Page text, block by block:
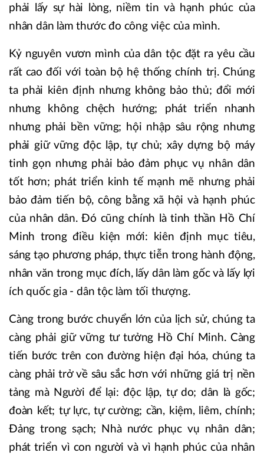
phải lấy sự hài lòng, niềm tin và hạnh phúc của
nhân dân làm thước đo công việc của mình.
Kỷ nguyên vươn mình của dân tộc đặt ra yêu cầu
rất cao đối với toàn bộ hệ thống chính trị. Chúng
ta phải kiên định nhưng không bảo thủ; đổi mới
nhưng không chệch hướng; phát triển nhanh
nhưng phải bền vững; hội nhập sâu rộng nhưng
phải giữ vững độc lập, tự chủ; xây dựng bộ máy
tinh gọn nhưng phải bảo đảm phục vụ nhân dân
tốt hơn; phát triển kinh tế mạnh mẽ nhưng phải
bảo đảm tiến bộ, công bằng xã hội và hạnh phúc
của nhân dân. Đó cũng chính là tinh thần Hồ Chí
Minh trong điều kiện mới: kiên định mục tiêu,
sáng tạo phương pháp, thực tiễn trong hành động,
nhân văn trong mục đích, lấy dân làm gốc và lấy lợi
ích quốc gia - dân tộc làm tối thượng.
Càng trong bước chuyển lớn của lịch sử, chúng ta
càng phải giữ vững tư tưởng Hồ Chí Minh. Càng
tiến bước trên con đường hiện đại hóa, chúng ta
càng phải trở về sâu sắc hơn với những giá trị nền
tảng mà Người để lại: độc lập, tự do; dân là gốc;
đoàn kết; tự lực, tự cường; cần, kiệm, liêm, chính;
Đảng trong sạch; Nhà nước phục vụ nhân dân;
phát triển vì con người và vì hạnh phúc của nhân